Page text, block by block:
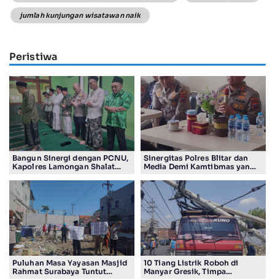
jumlah kunjungan wisatawan naik
Peristiwa
Bangun Sinergi dengan PCNU,
Kapolres Lamongan Shalat
Pengurus
Sinergitas Polres Blitar dan
Media Demi Kamtibmas yang
Puluhan Masa Yayasan Masjid
Rahmat Surabaya Tuntut
10 Tiang Listrik Roboh di
Manyar Gresik, Timpa